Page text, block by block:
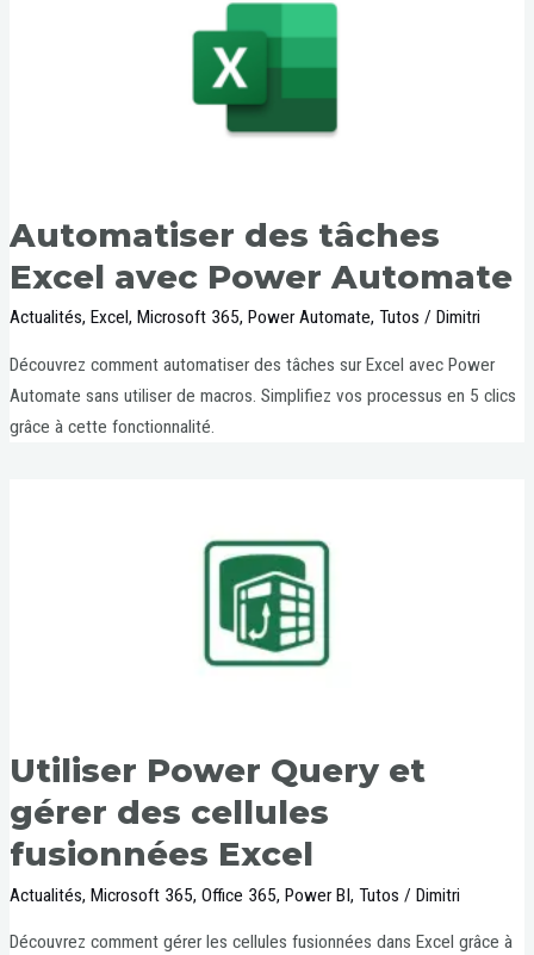
Automatiser des tâches
Excel avec Power Automate
Actualités, Excel, Microsoft 365, Power Automate,Tutos / Dimitri
Découvrez comment automatiser des tâches sur Excel avec Power
Automate sans utiliser de macros. Simplifiez vos processus en 5 clics
grâce à cette fonctionnalité.
Utiliser Power Query et
gérer des cellules
fusionnées Excel
Actualités,Microsoft 365,Office 365,Power BI,Tutos /Dimitri
Découvrez comment gérer les cellules fusionnées dans Excel grâce à